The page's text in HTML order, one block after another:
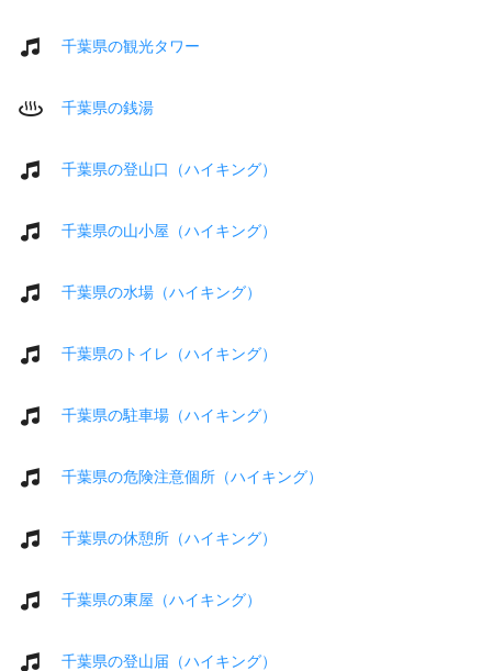
千葉県の観光タワー
千葉県の銭湯
千葉県の登山口（ハイキング）
千葉県の山小屋（ハイキング）
千葉県の水場（ハイキング）
千葉県のトイレ（ハイキング）
千葉県の駐車場（ハイキング）
千葉県の危険注意個所（ハイキング）
千葉県の休憩所（ハイキング）
千葉県の東屋（ハイキング）
千葉県の登山届（ハイキング）